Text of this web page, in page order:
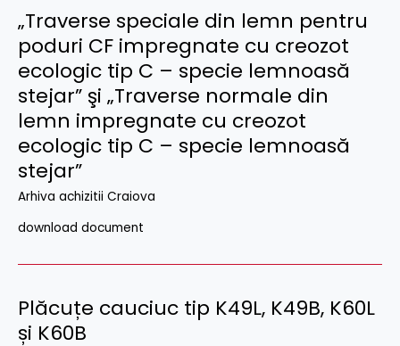
„Traverse speciale din lemn pentru
poduri CF impregnate cu creozot
ecologic tip C – specie lemnoasă
stejar” şi „Traverse normale din
lemn impregnate cu creozot
ecologic tip C – specie lemnoasă
stejar”
Arhiva achizitii Craiova
download document
Plăcuțe cauciuc tip K49L, K49B, K60L
și K60B